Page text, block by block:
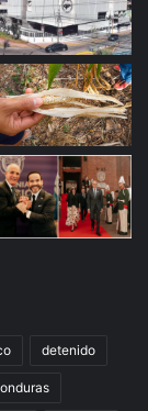
detenido